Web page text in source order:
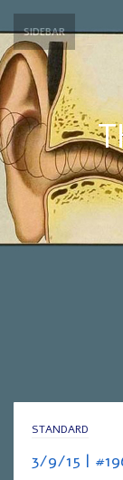
SIDEBAR
STANDARD